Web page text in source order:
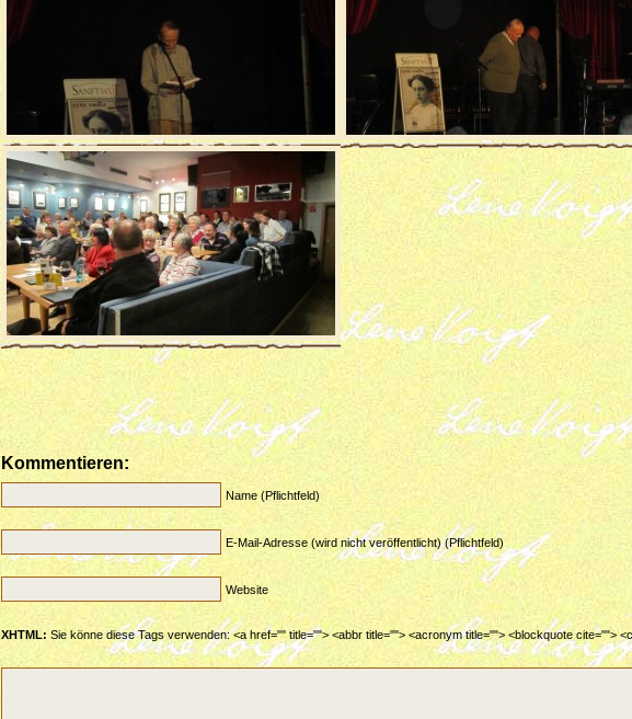
Kommentieren:
Name (Pflichtfeld)
E-Mail-Adresse (wird nicht veröffentlicht) (Pflichtfeld)
Website
XHTML: Sie könne diese Tags verwenden: <a href="" title=""> <abbr title=""> <acronym title=""> <blockquote cite="">